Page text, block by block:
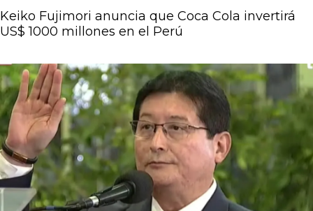
Keiko Fujimori anuncia que Coca Cola invertirá
US$ 1000 millones en el Perú